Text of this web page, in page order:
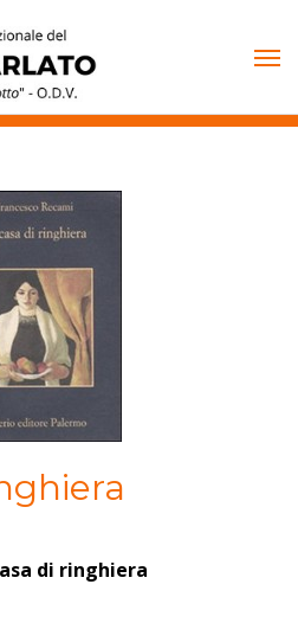
di ringhiera